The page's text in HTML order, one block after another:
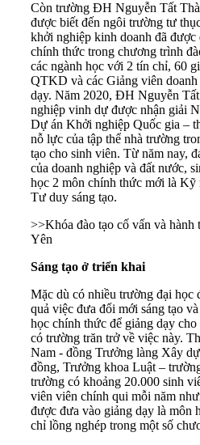
Còn trường ĐH Nguyễn Tất
được biết đến ngôi trường tư
khởi nghiệp kinh doanh đã được
chính thức trong chương trình
các ngành học với 2 tín chỉ, 60
QTKD và các Giảng viên
dạy. Năm 2020, ĐH Nguyễn
nghiệp vinh dự được nhận giải
Dự án Khởi nghiệp Quốc gia –
nỗ lực của tập thể nhà trường
tạo cho sinh viên. Từ năm nay,
của doanh nghiệp và đất nước,
học 2 môn chính thức mới là Kỹ
Tư duy sáng tạo.
>>Khóa đào tạo cố vấn và hành
Yên
Sáng tạo ở triển khai
Mặc dù có nhiều trường đại học
quả việc đưa đổi mới sáng tạo
học chính thức để giảng dạy
có trường trăn trở về việc này.
Nam - đồng Trưởng làng Xây
đồng, Trưởng khoa Luật –
trường có khoảng 20.000 sinh
viên viên chính qui mỗi năm
được đưa vào giảng dạy là môn
chỉ lồng nghép trong một số